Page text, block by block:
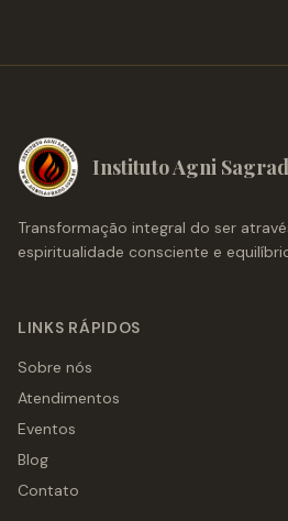
Instituto Agni
Transformação integral do ser
espiritualidade consciente e
LINKS RÁPIDOS
Sobre nós
Atendimentos
Eventos
Blog
Contato